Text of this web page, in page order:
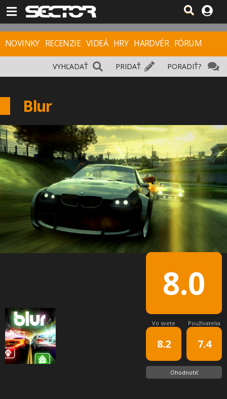
NOVINKY RECENZIE VIDEÁ HRY HARDVÉR FÓRUM
PORADIŤ?
PRIDAŤ
VYHĽADAŤ
Blur
8.0
Vo svete
8.2
Používatelia
7.4
Ohodnotiť